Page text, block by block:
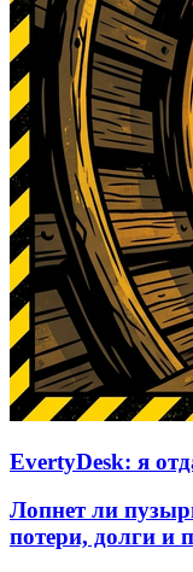
EvertyDesk: я
Лопнет ли
потери, долги и